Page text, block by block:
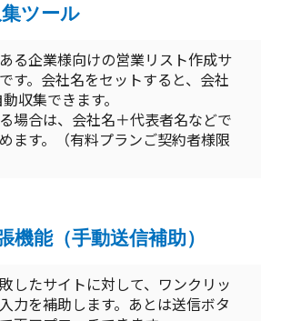
ツール
る企業様向けの営業リスト作成サ
す。会社名をセットすると、会社
収集できます。
場合は、会社名＋代表者名などで
ます。（有料プランご契約者様限
機能（手動送信補助）
したサイトに対して、ワンクリッ
力を補助します。あとは送信ボタ